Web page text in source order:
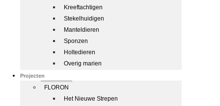
Kreeftachtigen
Stekelhuidigen
Manteldieren
Sponzen
Holtedieren
Overig marien
Projecten
FLORON
Het Nieuwe Strepen